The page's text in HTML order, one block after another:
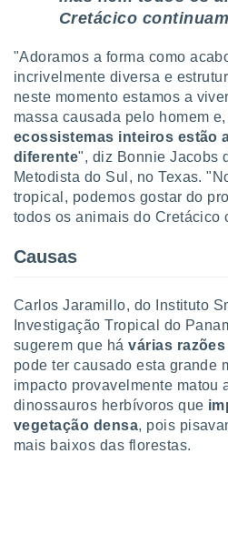
seu
ou opor-
qualquer
em “
na
o
ou aceder
num
para
utilizar
Cretácico
"Adoramos a forma como
incrivelmente diversa e
neste momento estamos a
massa causada pelo homem
ecossistemas inteiros estão
diferente", diz Bonnie Jacobs
Metodista do Sul, no Texas.
tropical, podemos gostar do
todos os animais do Cretácico
Causas
Carlos Jaramillo, do Instituto
Investigação Tropical do
sugerem que hávárias razões
pode ter causado esta grande
impacto provavelmente matou
dinossauros herbívoros que
vegetação densa, pois
mais baixos das florestas.